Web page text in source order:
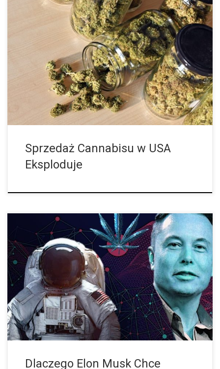
W czasach globalnej pandemii koronawirusa wiele firm (i ich
pracowników) musi walczyć o przetrwanie. Jednak nie wszystkie
branże zmagają się z walką o przetrwanie. Okazuje się, że
istnieje też taki […]
Sprzedaż Cannabisu w USA
Eksploduje
Minął nieco ponad rok od skandalu z udziałem Elona Muska,
założyciela Tesli, PayPala i SpaceX, który podczas wywiadu z
Joe Roganem na oczach widzów zapalił jointa. Związany z tym,
ponadprzeciętny […]
Dlaczego Elon Musk Chce